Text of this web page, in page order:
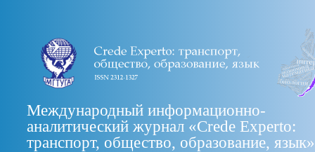
Международный информационно-
аналитический журнал «Crede Experto:
транспорт, общество, образование, язык»